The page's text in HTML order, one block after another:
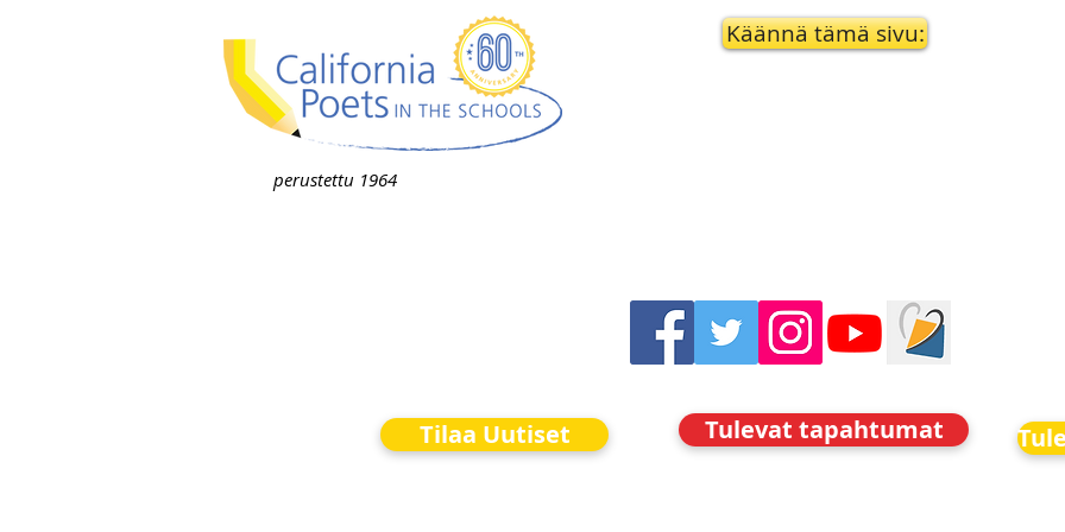
perustettu 1964
Käännä tämä sivu:
Tilaa Uutiset Tulevat tapahtumat